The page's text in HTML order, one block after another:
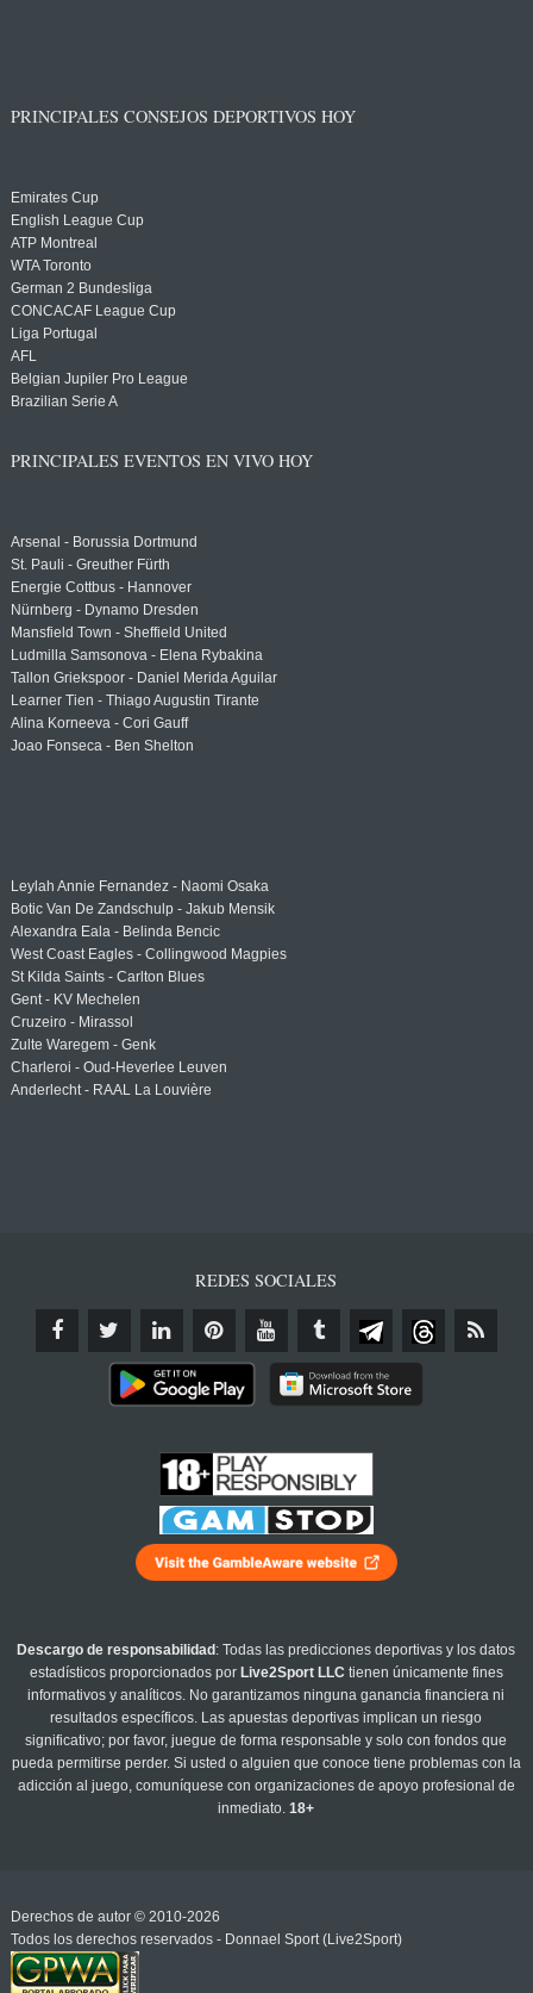
PRINCIPALES CONSEJOS DEPORTIVOS HOY
Emirates Cup
English League Cup
ATP Montreal
WTA Toronto
German 2 Bundesliga
CONCACAF League Cup
Liga Portugal
AFL
Belgian Jupiler Pro League
Brazilian Serie A
PRINCIPALES EVENTOS EN VIVO HOY
Arsenal - Borussia Dortmund
St. Pauli - Greuther Fürth
Energie Cottbus - Hannover
Nürnberg - Dynamo Dresden
Mansfield Town - Sheffield United
Ludmilla Samsonova - Elena Rybakina
Tallon Griekspoor - Daniel Merida Aguilar
Learner Tien - Thiago Augustin Tirante
Alina Korneeva - Cori Gauff
Joao Fonseca - Ben Shelton
Leylah Annie Fernandez - Naomi Osaka
Botic Van De Zandschulp - Jakub Mensik
Alexandra Eala - Belinda Bencic
West Coast Eagles - Collingwood Magpies
St Kilda Saints - Carlton Blues
Gent - KV Mechelen
Cruzeiro - Mirassol
Zulte Waregem - Genk
Charleroi - Oud-Heverlee Leuven
Anderlecht - RAAL La Louvière
REDES SOCIALES
Descargo de responsabilidad : Todas las predicciones deportivas y los datos
estadísticos proporcionados por Live2Sport LLC tienen únicamente fines
informativos y analíticos. No garantizamos ninguna ganancia financiera ni
resultados específicos. Las apuestas deportivas implican un riesgo
significativo; por favor, juegue de forma responsable y solo con fondos que
pueda permitirse perder. Si usted o alguien que conoce tiene problemas con la
adicción al juego, comuníquese con organizaciones de apoyo profesional de
inmediato.18+
Derechos de autor © 2010-2026
Todos los derechos reservados - Donnael Sport (Live2Sport)